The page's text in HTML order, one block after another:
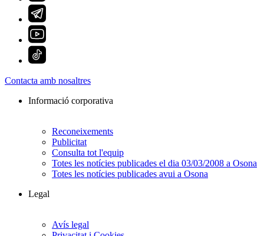
Contacta amb nosaltres
Informació corporativa
Reconeixements
Publicitat
Consulta tot l'equip
Totes les notícies publicades el dia 03/03/2008 a Osona
Totes les notícies publicades avui a Osona
Legal
Avís legal